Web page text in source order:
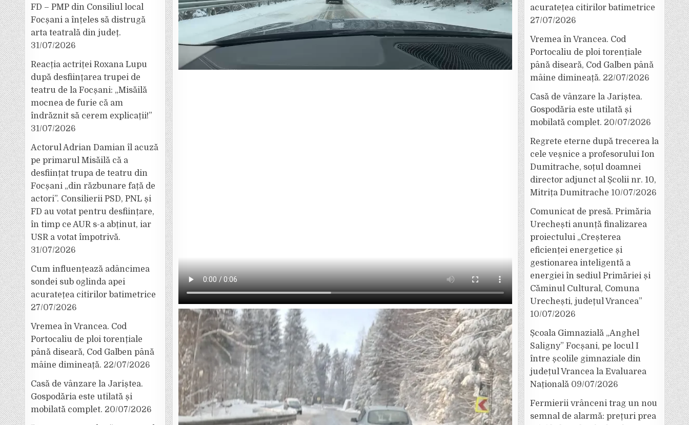
FD – PMP din Consiliul local
Focșani a înțeles să distrugă
arta teatrală din județ.
31/07/2026
Reacția actriței Roxana Lupu
după desființarea trupei de
teatru de la Focșani: „Misăilă
mocnea de furie că am
îndrăznit să cerem explicații!”
31/07/2026
Actorul Adrian Damian îl acuză
pe primarul Misăilă că a
desființat trupa de teatru din
Focșani „din răzbunare față de
actori”. Consilierii PSD, PNL și
FD au votat pentru desființare,
în timp ce AUR s-a abținut, iar
USR a votat împotrivă.
31/07/2026
Cum influențează adâncimea
sondei sub oglinda apei
acuratețea citirilor batimetrice
27/07/2026
Vremea în Vrancea. Cod
Portocaliu de ploi torențiale
până diseară, Cod Galben până
mâine dimineață. 22/07/2026
Casă de vânzare la Jariștea.
Gospodăria este utilată și
mobilată complet. 20/07/2026
acuratețea citirilor batimetrice
27/07/2026
Vremea în Vrancea. Cod
Portocaliu de ploi torențiale
până diseară, Cod Galben până
mâine dimineață. 22/07/2026
Casă de vânzare la Jariștea.
Gospodăria este utilată și
mobilată complet. 20/07/2026
Regrete eterne după trecerea la
cele veșnice a profesorului Ion
Dumitrache, soțul doamnei
director adjunct al Școlii nr. 10,
Mitrița Dumitrache 10/07/2026
Comunicat de presă. Primăria
Urechești anunță finalizarea
proiectului „Creșterea
eficienței energetice și
gestionarea inteligentă a
energiei în sediul Primăriei și
Căminul Cultural, Comuna
Urechești, județul Vrancea”
10/07/2026
Școala Gimnazială „Anghel
Saligny” Focșani, pe locul I
între școlile gimnaziale din
județul Vrancea la Evaluarea
Națională 09/07/2026
Fermierii vrânceni trag un nou
semnal de alarmă: prețuri prea